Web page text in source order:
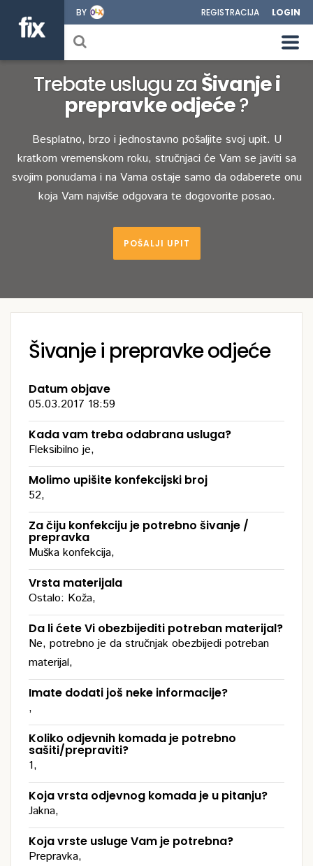
BY REGISTRACIJA LOGIN
Trebate uslugu za Šivanje i
prepravke odjeće?
Besplatno, brzo i jednostavno pošaljite svoj upit. U
kratkom vremenskom roku, stručnjaci će Vam se javiti sa
svojim ponudama i na Vama ostaje samo da odaberete onu
koja Vam najviše odgovara te dogovorite posao.
POŠALJI UPIT
Šivanje i prepravke odjeće
Datum objave
05.03.2017 18:59
Kada vam treba odabrana usluga?
Fleksibilno je,
Molimo upišite konfekcijski broj
52,
Za čiju konfekciju je potrebno šivanje /
prepravka
Muška konfekcija,
Vrsta materijala
Ostalo: Koža,
Da li ćete Vi obezbijediti potreban materijal?
Ne, potrebno je da stručnjak obezbijedi potreban
materijal,
Imate dodati još neke informacije?
,
Koliko odjevnih komada je potrebno
sašiti/prepraviti?
1,
Koja vrsta odjevnog komada je u pitanju?
Jakna,
Koja vrste usluge Vam je potrebna?
Prepravka,